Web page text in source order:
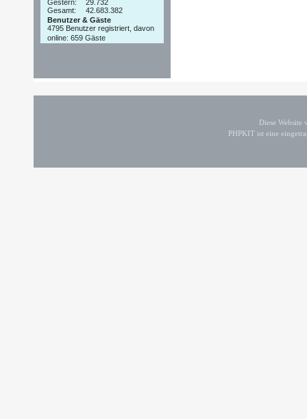
Gestern:
29.732
Gesamt:
42.683.382
Benutzer & Gäste
4795 Benutzer registriert, davon
online: 659 Gäste
Diese
PHPKIT ist eine